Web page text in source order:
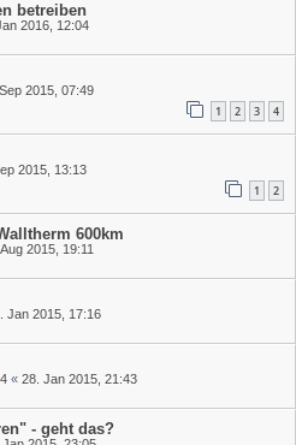
betreiben
2016, 12:04
2015, 07:49
1 2 3 4
2015, 13:13
1 2
600km
2015, 19:11
Jan 2015, 17:16
« 28. Jan 2015, 21:43
- geht das?